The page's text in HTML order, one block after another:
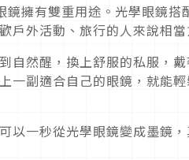
擁有雙重用途。光學眼鏡搭
戶外活動、旅行的人來說相當
自然醒，換上舒服的私服，
一副適合自己的眼鏡，就能
以一秒從光學眼鏡變成墨鏡